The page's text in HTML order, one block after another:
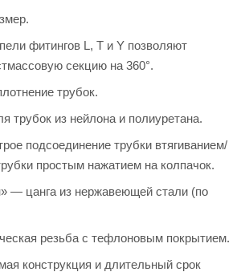
фитингов L, T и Y позволяют
секцию на 360°.
трубок.
трубок из нейлона и полиуретана.
подсоединение трубки втягиванием/
простым нажатием на колпачок.
— цанга из нержавеющей стали (по
резьба с тефлоновым покрытием.
конструкция и длительный срок